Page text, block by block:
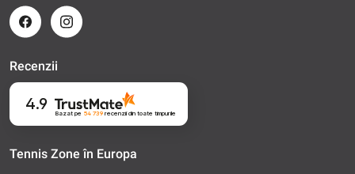
Recenzii
4.9
Bazat pe 54 739recenziidin toate timpurile
Tennis Zone în Europa